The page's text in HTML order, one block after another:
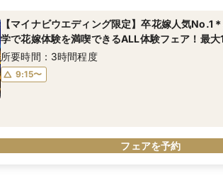
【マイナビウエディング限定】卒花嫁人気No.1
学で花嫁体験を満喫できるALL体験フェア！最
所要時間：3時間程度
9:15〜
フェアを予約